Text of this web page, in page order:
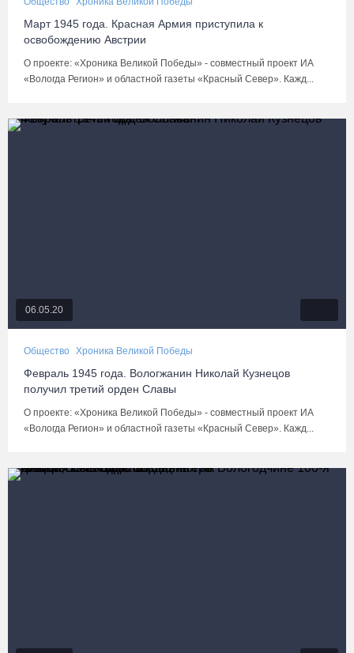
Март 1945 года. Красная Армия приступила к
освобождению Австрии
О проекте: «Хроника Великой Победы» - совместный проект ИА
«Вологда Регион» и областной газеты «Красный Север». Кажд...
06.05.20
Общество Хроника Великой Победы
Февраль 1945 года. Вологжанин Николай Кузнецов
получил третий орден Славы
О проекте: «Хроника Великой Победы» - совместный проект ИА
«Вологда Регион» и областной газеты «Красный Север». Кажд...